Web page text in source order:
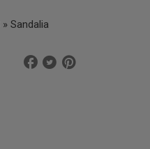
» Sandalia